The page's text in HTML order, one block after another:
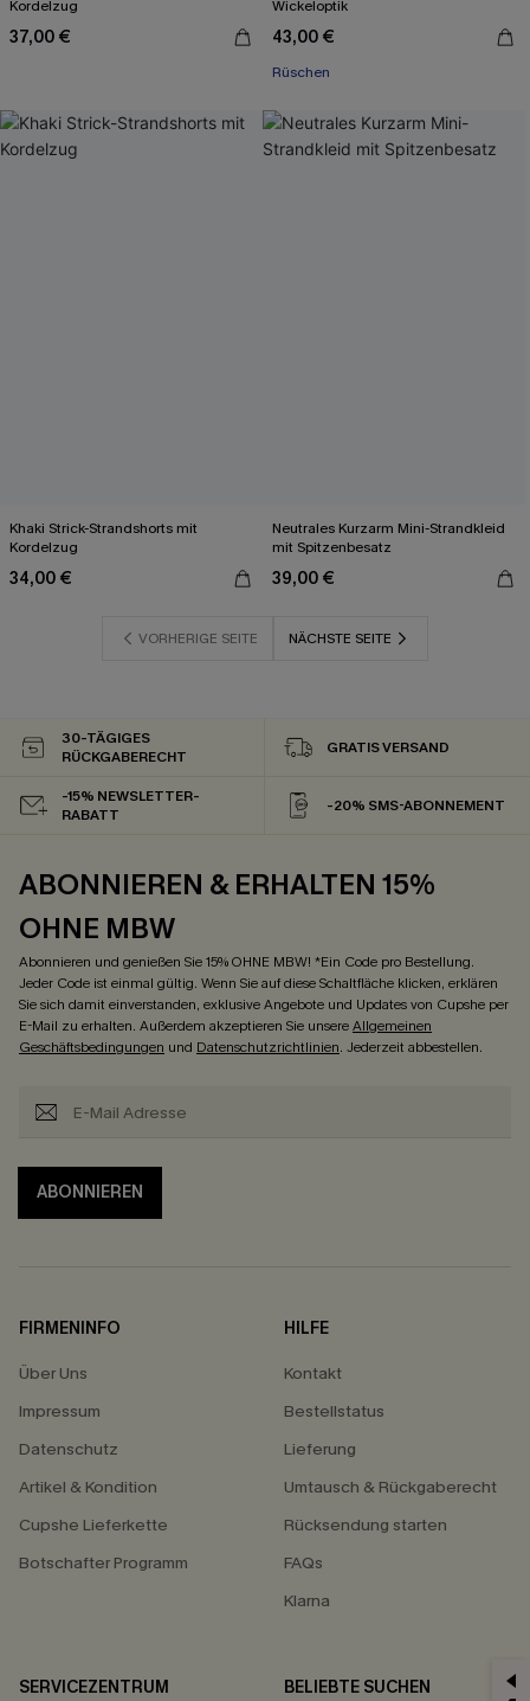
Kordelzug
37,00 €
Wickeloptik
43,00 €
Rüschen
Khaki Strick-Strandshorts mit
Kordelzug
34,00 €
Neutrales Kurzarm Mini-Strandkleid
mit Spitzenbesatz
39,00 €
VORHERIGE SEITE NÄCHSTE SEITE
30-TÄGIGES
RÜCKGABERECHT
GRATIS VERSAND
-15% NEWSLETTER-
RABATT
-20% SMS-ABONNEMENT
ABONNIEREN & ERHALTEN 15%
OHNE MBW
Abonnieren und genießen Sie 15% OHNE MBW! *Ein Code pro Bestellung.
Jeder Code ist einmal gültig. Wenn Sie auf diese Schaltfläche klicken, erklären
Sie sich damit einverstanden, exklusive Angebote und Updates von Cupshe per
E-Mail zu erhalten. Außerdem akzeptieren Sie unsereAllgemeinen
Geschäftsbedingungen und Datenschutzrichtlinien. Jederzeit abbestellen.
ABONNIEREN
FIRMENINFO
Über Uns
Impressum
Datenschutz
Artikel & Kondition
Cupshe Lieferkette
Botschafter Programm
HILFE
Kontakt
Bestellstatus
Lieferung
Umtausch & Rückgaberecht
Rücksendung starten
FAQs
Klarna
SERVICEZENTRUM
BELIEBTE SUCHEN